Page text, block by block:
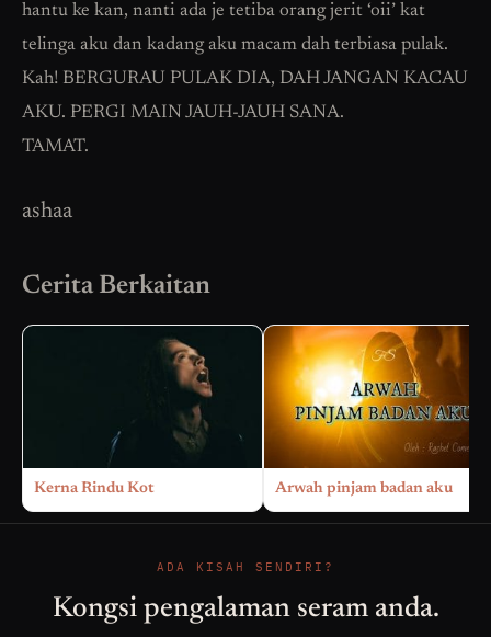
hantu ke kan, nanti ada je tetiba orang jerit ‘oii’ kat
telinga aku dan kadang aku macam dah terbiasa pulak.
Kah! BERGURAU PULAK DIA, DAH JANGAN KACAU
AKU. PERGI MAIN JAUH-JAUH SANA.
TAMAT.
ashaa
Cerita Berkaitan
Kerna Rindu Kot Arwah pinjam badan aku
ADA KISAH SENDIRI?
Kongsi pengalaman seram anda.